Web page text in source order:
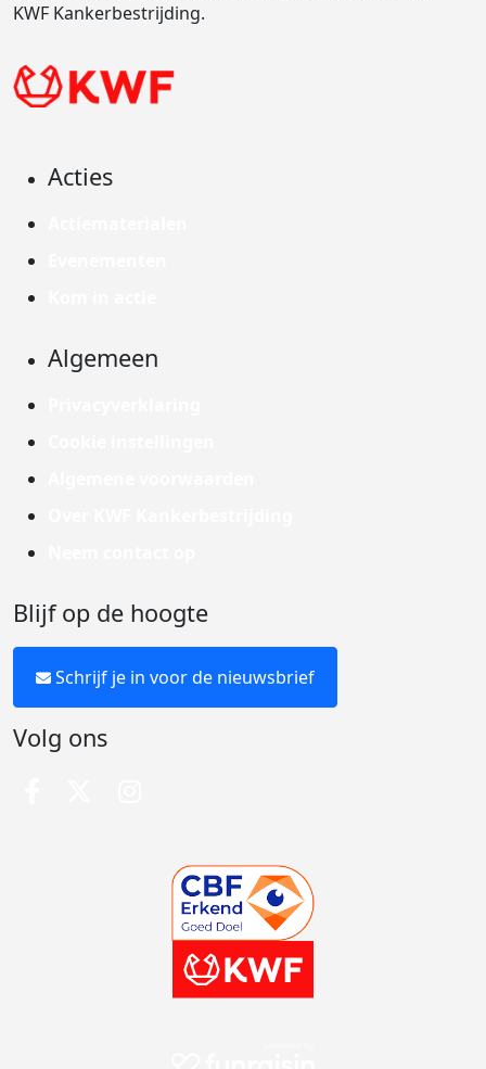
KWF Kankerbestrijding.
Acties
Algemeen
Blijf op de hoogte
Schrijf je in voor de nieuwsbrief
Volg ons